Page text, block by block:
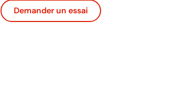
Demander un essai